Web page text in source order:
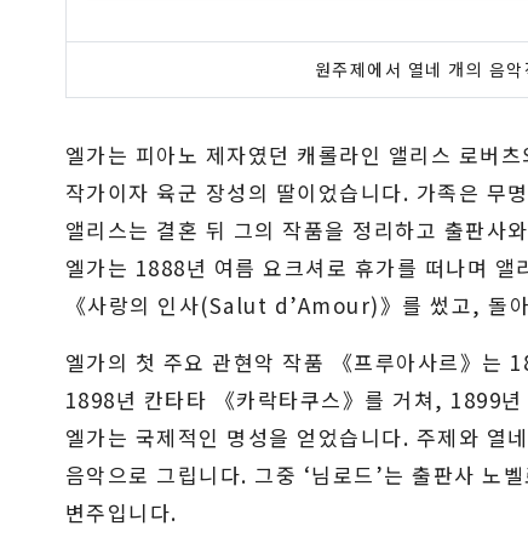
원주제에서 열네 개의 음
엘가는 피아노 제자였던 캐롤라인 앨리스 로버
작가이자 육군 장성의 딸이었습니다. 가족은 무
앨리스는 결혼 뒤 그의 작품을 정리하고 출판사
엘가는 1888년 여름 요크셔로 휴가를 떠나며
《사랑의 인사(Salut d’Amour)》를 썼고, 돌
엘가의 첫 주요 관현악 작품 《프루아사르》는
1898년 칸타타 《카락타쿠스》를 거쳐, 1899
엘가는 국제적인 명성을 얻었습니다. 주제와 열
음악으로 그립니다. 그중 ‘님로드’는 출판사 노
변주입니다.